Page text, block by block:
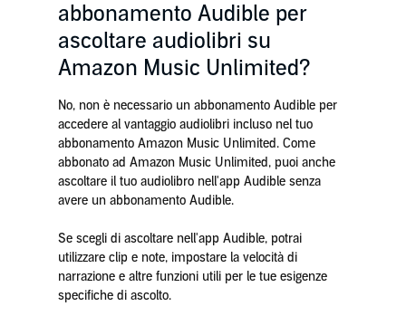
abbonamento Audible per
ascoltare audiolibri su
Amazon Music Unlimited?
No, non è necessario un abbonamento Audible per
accedere al vantaggio audiolibri incluso nel tuo
abbonamento Amazon Music Unlimited. Come
abbonato ad Amazon Music Unlimited, puoi anche
ascoltare il tuo audiolibro nell'app Audible senza
avere un abbonamento Audible.
Se scegli di ascoltare nell'app Audible, potrai
utilizzare clip e note, impostare la velocità di
narrazione e altre funzioni utili per le tue esigenze
specifiche di ascolto.